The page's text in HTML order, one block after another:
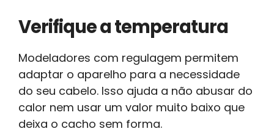
Verifique a temperatura
Modeladores com regulagem permitem
adaptar o aparelho para a necessidade
do seu cabelo. Isso ajuda a não abusar do
calor nem usar um valor muito baixo que
deixa o cacho sem forma.